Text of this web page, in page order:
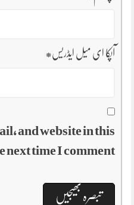
آپکا ای میل ایڈریس*
and website in this
next time I comment.